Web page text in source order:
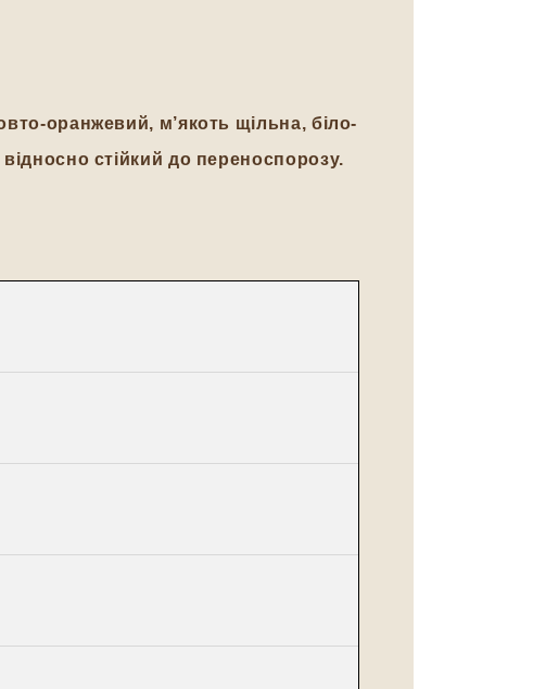
оранжевий, м’якоть щільна, біло-
стійкий до переноспорозу.